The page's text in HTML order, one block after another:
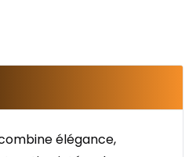
élégance,